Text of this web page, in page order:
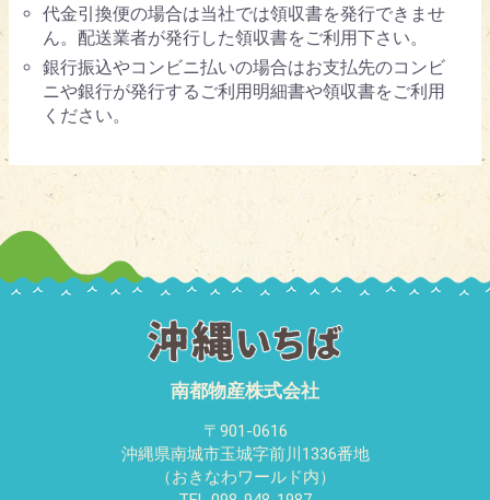
代金引換便の場合は当社では領収書を発行できませ
ん。配送業者が発行した領収書をご利用下さい。
銀行振込やコンビニ払いの場合はお支払先のコンビ
ニや銀行が発行するご利用明細書や領収書をご利用
ください。
南都物産株式会社
〒901-0616
沖縄県南城市玉城字前川1336番地
（おきなわワールド内）